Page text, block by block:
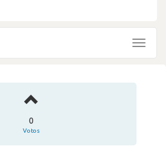
Toggle
0
Votos